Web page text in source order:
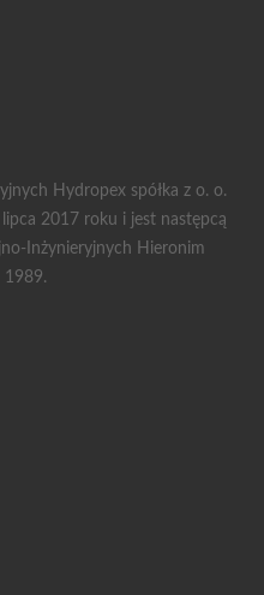
Hydropex spółka z o. o.
2017 roku i jest następcą
Inżynieryjnych Hieronim
1989.